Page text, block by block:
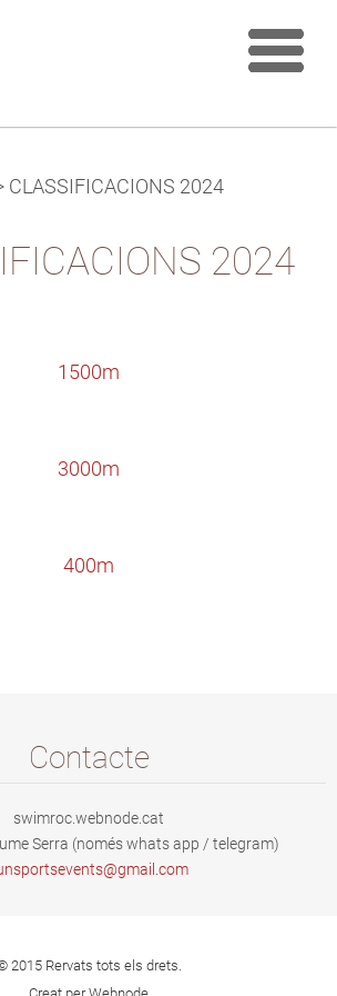
CLASSIFICACIONS 2024
2024
1500m
3000m
400m
Contacte
swimroc.webnode.cat
Serra (només whats app / telegram)
sevents@gmail.com
2015 Rervats tots els drets.